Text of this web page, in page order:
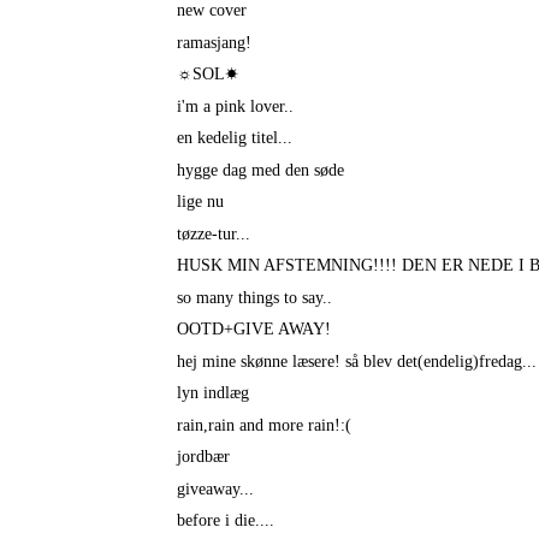
new cover
ramasjang!
☼SOL☀
i'm a pink lover..
en kedelig titel...
hygge dag med den søde
lige nu
tøzze-tur...
HUSK MIN AFSTEMNING!!!! DEN ER NEDE I
so many things to say..
OOTD+GIVE AWAY!
hej mine skønne læsere! så blev det(endelig)fredag...
lyn indlæg
rain,rain and more rain!:(
jordbær
giveaway...
before i die....